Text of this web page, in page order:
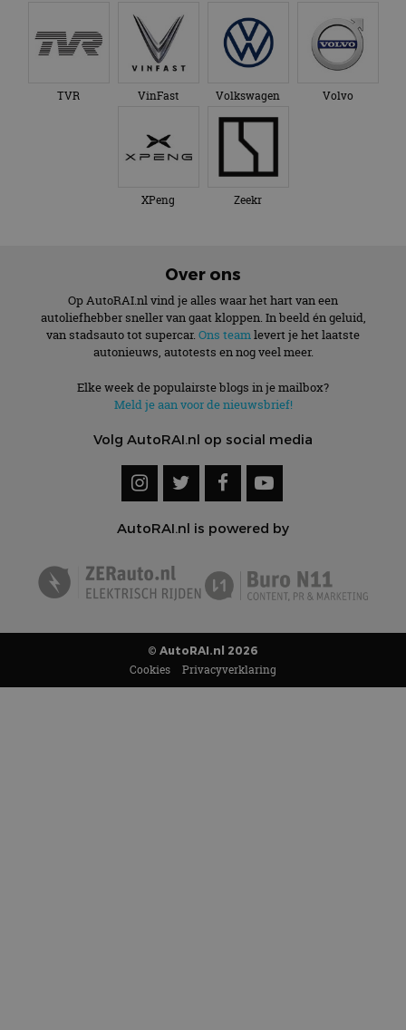
TVR VinFast Volkswagen Volvo
XPeng Zeekr
Over ons
Op AutoRAI.nl vind je alles waar het hart van een
autoliefhebber sneller van gaat kloppen. In beeld én geluid,
van stadsauto tot supercar. Ons teamlevert je het laatste
autonieuws, autotests en nog veel meer.
Elke week de populairste blogs in je mailbox?
Meld je aan voor de nieuwsbrief!
Volg AutoRAI.nl op social media
AutoRAI.nl is powered by
© AutoRAI.nl 2026
Cookies Privacyverklaring